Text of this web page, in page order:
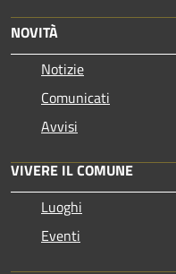
NOVITÀ
Notizie
Comunicati
Avvisi
VIVERE IL COMUNE
Luoghi
Eventi